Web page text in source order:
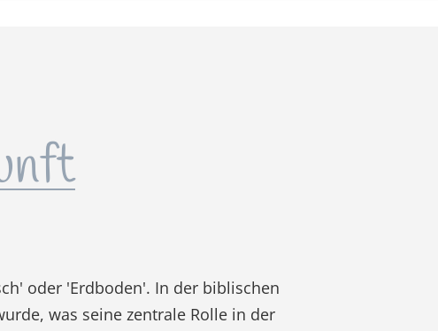
oder 'Erdboden'. In der biblischen
was seine zentrale Rolle in der